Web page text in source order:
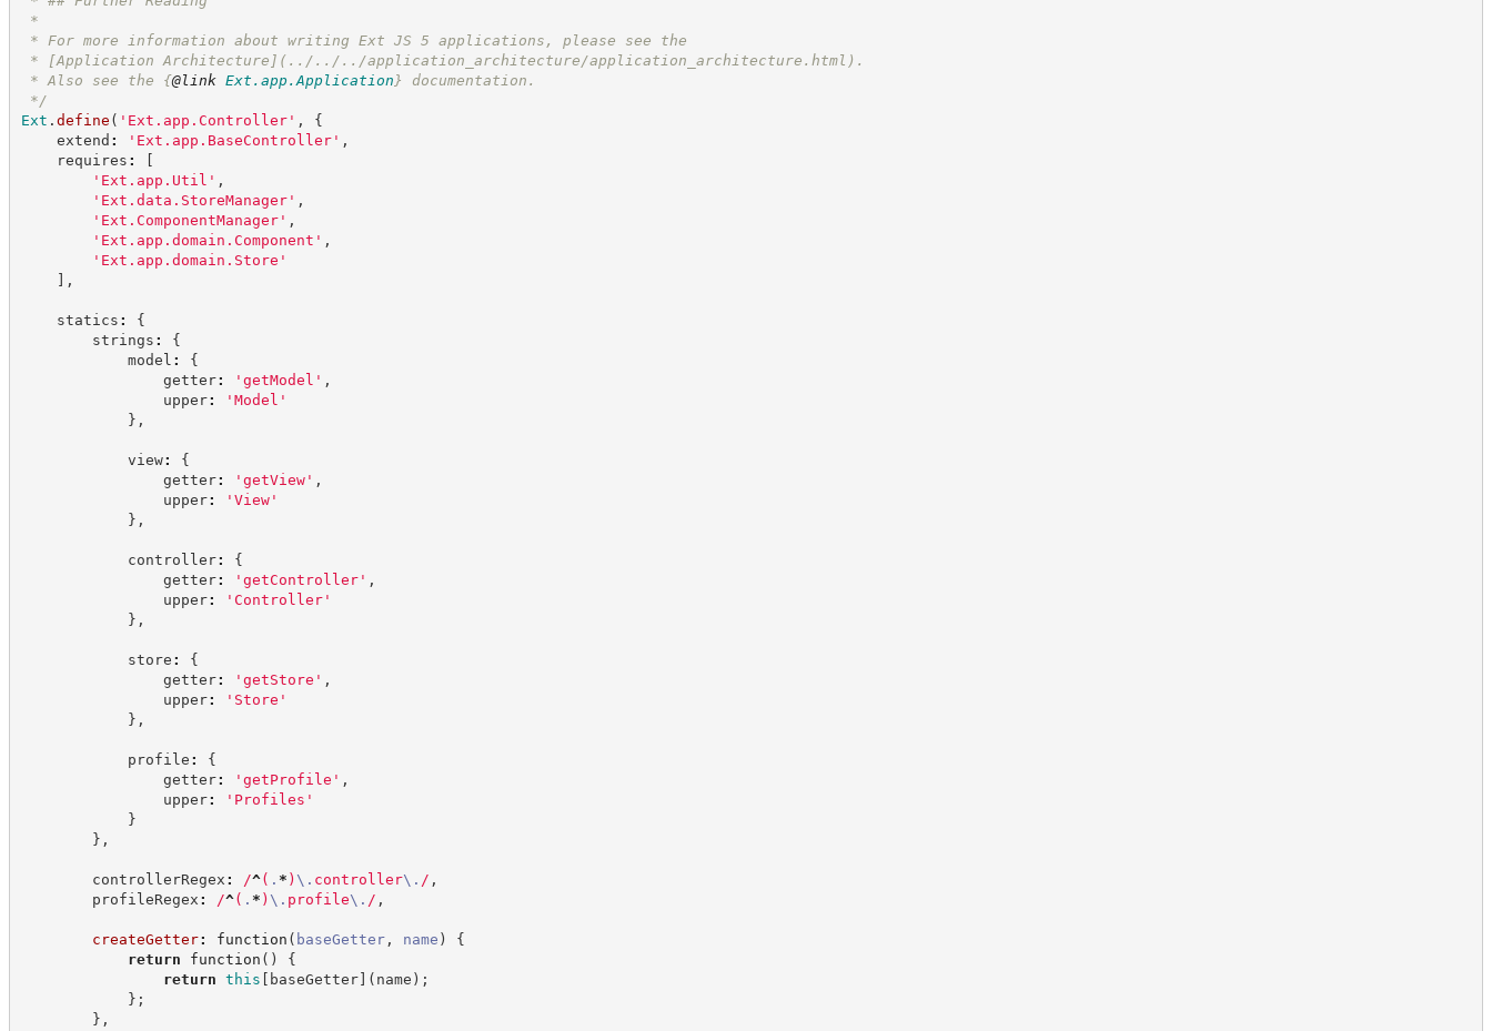
*
* For more information about writing Ext JS 5 applications, please see the
* [Application Architecture](../../../application_architecture/application_architecture.html).
* Also see the {@link Ext.app.Application } documentation.
*/
Ext . define ( ' Ext.app.Controller' ,
{
extend : ' Ext.app.BaseController' ,
requires :
[
' Ext.app.Util ' ,
' Ext.data.StoreManager' ,
' Ext.ComponentManager' ,
' Ext.app.domain.Component ' ,
' Ext.app.domain.Store '
] ,
statics :
{
strings :
{
model :
{
getter: ' getModel ' ,
upper: ' Model '
} ,
view:
{
getter: ' getView' ,
upper: ' View'
} ,
controller:
{
getter: ' getController' ,
upper: ' Controller'
} ,
store :
{
getter: ' getStore ' ,
upper: ' Store '
} ,
profile :
{
getter: ' getProfile ' ,
upper: ' Profiles '
}
} ,
controllerRegex : /^( . * ) \. controller\. / ,
profileRegex : /^( . * ) \. profile\. / ,
createGetter: function ( baseGetter, name )
{
return
function ( )
{
return this [ baseGetter] ( name ) ;
} ;
} ,